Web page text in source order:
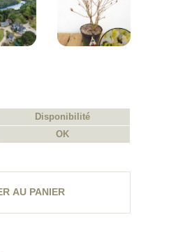
Disponibilité
OK
AU PANIER